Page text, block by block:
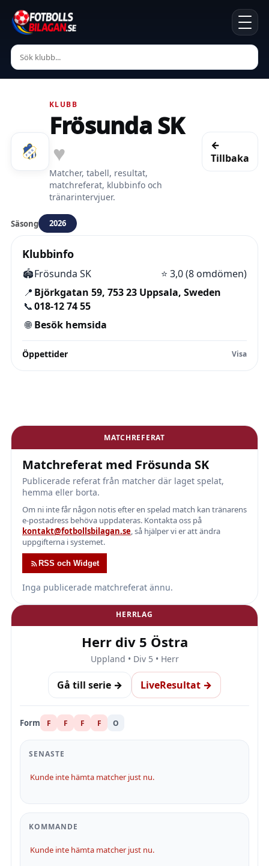
KLUBB
Frösunda SK
♥
Matcher, tabell, resultat,
matchreferat, klubbinfo och
tränarintervjuer.
←
Tillbaka
Säsong 2026
Klubbinfo
🏟️Frösunda SK ⭐ 3,0 (8 omdömen)
📍 Björkgatan 59, 753 23 Uppsala, Sweden
📞018-12 74 55
🌐 Besök hemsida
Öppettider
MATCHREFERAT
Matchreferat med Frösunda SK
Publicerade referat från matcher där laget spelat,
hemma eller borta.
Om ni inte får någon notis efter en spelad match kan tränarens
e-postadress behöva uppdateras. Kontakta oss på
kontakt@fotbollsbilagan.se, så hjälper vi er att ändra
uppgifterna i systemet.
RSS och Widget
Inga publicerade matchreferat ännu.
HERRLAG
Herr div 5 Östra
Uppland • Div 5 • Herr
Gå till serie → LiveResultat →
Form F F F F O
SENASTE
Kunde inte hämta matcher just nu.
KOMMANDE
Kunde inte hämta matcher just nu.